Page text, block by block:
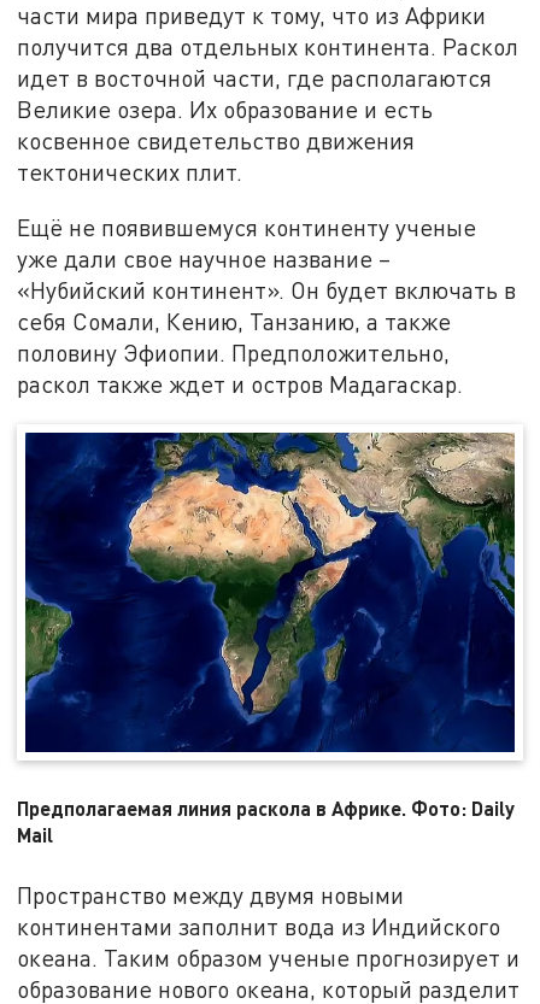
части мира приведут к тому, что из Африки
получится два отдельных континента. Раскол
идет в восточной части, где располагаются
Великие озера. Их образование и есть
косвенное свидетельство движения
тектонических плит.
Ещё не появившемуся континенту ученые
уже дали свое научное название –
«Нубийский континент». Он будет включать в
себя Сомали, Кению, Танзанию, а также
половину Эфиопии. Предположительно,
раскол также ждет и остров Мадагаскар.
Предполагаемая линия раскола в Африке. Фото: Daily
Mail
Пространство между двумя новыми
континентами заполнит вода из Индийского
океана. Таким образом ученые прогнозирует и
образование нового океана, который разделит